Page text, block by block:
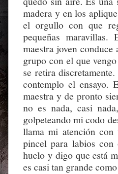
madera y en los
el orgullo con que
pequeñas
maestra joven conduce
grupo con el que
se retira
contemplo el ensayo.
maestra y de pronto
no es nada, casi
golpeteando mi codo
llama mi atención
pincel para labios
huelo y digo que está
es casi tan grande